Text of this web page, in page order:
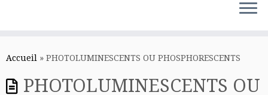
Accueil » PHOTOLUMINESCENTS OU PHOSPHORESCENTS
PHOTOLUMINESCENTS OU